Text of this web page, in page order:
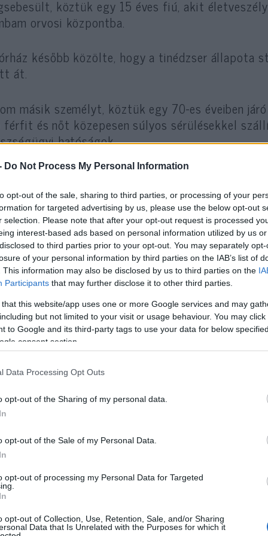
Do Not Process My Personal Information
opt-out of the sale, sharing to third parties, or processing of your
for targeted advertising by us, please use the below opt-out
selection. Please note that after your opt-out request is processed
interest-based ads based on personal information utilized by us
to third parties prior to your opt-out. You may separately
of your personal information by third parties on the IAB’s list of
This information may also be disclosed by us to third parties on the
Participants that may further disclose it to other third parties.
that this website/app uses one or more Google services and may
but not limited to your visit or usage behaviour. You may
to Google and its third-party tags to use your data for below
consent section.
Data Processing Opt Outs
opt-out of the Sharing of my personal data.
opt-out of the Sale of my Personal Data.
opt-out of processing my Personal Data for Targeted
opt-out of Collection, Use, Retention, Sale, and/or Sharing
Data that Is Unrelated with the Purposes for which it
köztük egy 15 éves fiú, akit
orvosi központba.
később közölte, hogy a tinédzser állapota
át.
másik személyt, köztük egy 70-es éveiben
férfit és nőt közepesen súlyos sérülésekkel
hatóságok.
szemtanú elmondta a Walla-nak, hogy a késelő
azt kiáltotta, hogy „Allahu Akbar”, és
„Isten hírnöke voltam”
buszrobbantásra
a nyomozás
szerint a támadó egy drúz férfi volt, aki
hónapot töltött külföldön.
Levy izraeli rendőrfőnök elmondta, hogy az
a támadó egyedül cselekedett-e.
szerint a rendőrség házkutatást tartott
a családját.